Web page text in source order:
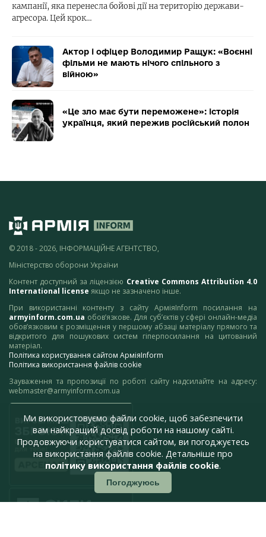
кампанії, яка перенесла бойові дії на територію держави-
агресора. Цей крок…
Актор і офіцер Володимир Ращук: «Воєнні
фільми не мають нічого спільного з
війною»
«Це зло має бути переможене»: історія
українця, який пережив російський полон
© 2018 - 2026, ІНФОРМАЦІЙНЕ АГЕНТСТВО,
Міністерство оборони України
Контент доступний за ліцензією Creative Commons Attribution 4.0
International license якщо не зазначено інше.
При використанні контенту з сайту АрміяInform посилання на
armyinform.com.ua обов’язкове. Для суб’єктів у сфері онлайн-медіа
обов’язковим є розміщення у першому абзаці матеріалу прямого та
відкритого для пошукових систем гіперпосилання на цитований
матеріал.
Політика користування сайтом АрміяInform
Політика використання файлів cookie
Зауваження та пропозиції по роботі сайту надсилайте на адресу:
webmaster@armyinform.com.ua
Ми використовуємо файли cookie, щоб забезпечити
вам найкращий досвід роботи на нашому сайті.
Продовжуючи користуватися сайтом, ви погоджуєтесь
на використання файлів cookie. Детальніше про
політику використання файлів cookie.
Погоджуюсь